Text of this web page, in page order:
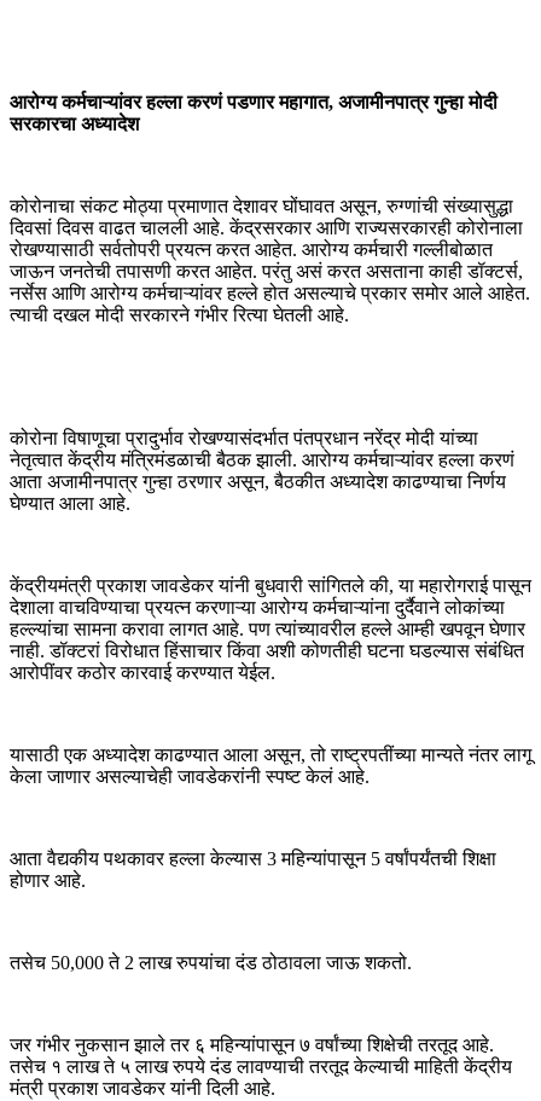
आरोग्य कर्मचाऱ्यांवर हल्ला करणं पडणार महागात, अजामीनपात्र गुन्हा मोदी
सरकारचा अध्यादेश
कोरोनाचा संकट मोठ्या प्रमाणात देशावर घोंघावत असून, रुग्णांची संख्यासुद्धा
दिवसां दिवस वाढत चालली आहे. केंद्रसरकार आणि राज्यसरकारही कोरोनाला
रोखण्यासाठी सर्वतोपरी प्रयत्न करत आहेत. आरोग्य कर्मचारी गल्लीबोळात
जाऊन जनतेची तपासणी करत आहेत. परंतु असं करत असताना काही डॉक्टर्स,
नर्सेस आणि आरोग्य कर्मचाऱ्यांवर हल्ले होत असल्याचे प्रकार समोर आले आहेत.
त्याची दखल मोदी सरकारने गंभीर रित्या घेतली आहे.
कोरोना विषाणूचा प्रादुर्भाव रोखण्यासंदर्भात पंतप्रधान नरेंद्र मोदी यांच्या
नेतृत्वात केंद्रीय मंत्रिमंडळाची बैठक झाली. आरोग्य कर्मचाऱ्यांवर हल्ला करणं
आता अजामीनपात्र गुन्हा ठरणार असून, बैठकीत अध्यादेश काढण्याचा निर्णय
घेण्यात आला आहे.
केंद्रीयमंत्री प्रकाश जावडेकर यांनी बुधवारी सांगितले की, या महारोगराई पासून
देशाला वाचविण्याचा प्रयत्न करणाऱ्या आरोग्य कर्मचाऱ्यांना दुर्दैवाने लोकांच्या
हल्ल्यांचा सामना करावा लागत आहे. पण त्यांच्यावरील हल्ले आम्ही खपवून घेणार
नाही. डॉक्टरां विरोधात हिंसाचार किंवा अशी कोणतीही घटना घडल्यास संबंधित
आरोपींवर कठोर कारवाई करण्यात येईल.
यासाठी एक अध्यादेश काढण्यात आला असून, तो राष्ट्रपतींच्या मान्यते नंतर लागू
केला जाणार असल्याचेही जावडेकरांनी स्पष्ट केलं आहे.
आता वैद्यकीय पथकावर हल्ला केल्यास 3 महिन्यांपासून 5 वर्षांपर्यंतची शिक्षा
होणार आहे.
तसेच 50,000 ते 2 लाख रुपयांचा दंड ठोठावला जाऊ शकतो.
जर गंभीर नुकसान झाले तर ६ महिन्यांपासून ७ वर्षांच्या शिक्षेची तरतूद आहे.
तसेच १ लाख ते ५ लाख रुपये दंड लावण्याची तरतूद केल्याची माहिती केंद्रीय
मंत्री प्रकाश जावडेकर यांनी दिली आहे.